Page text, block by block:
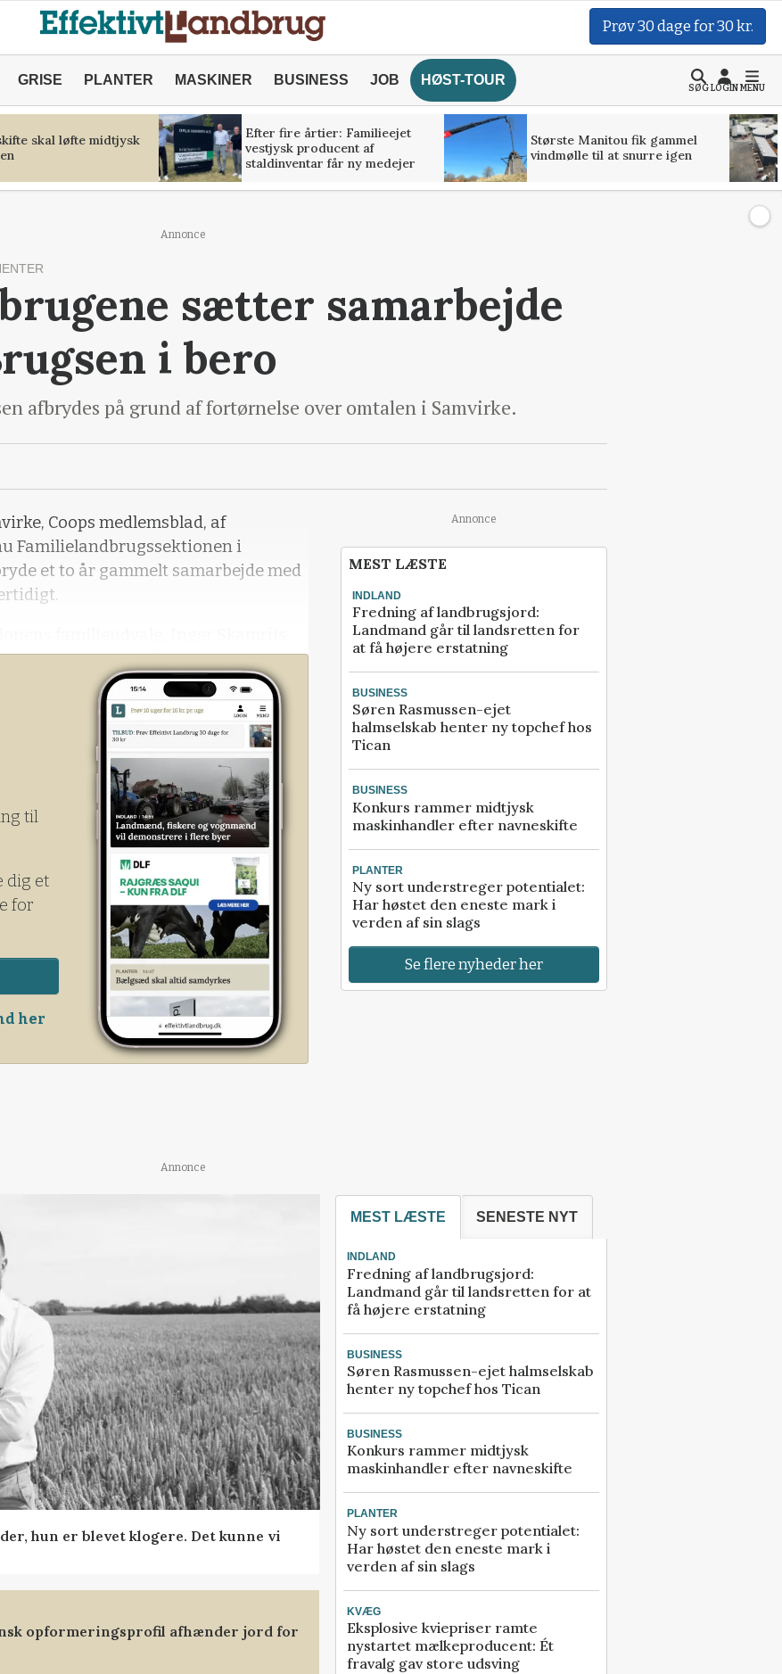
Prøv 30 dage for 30 kr.
GRISE PLANTER MASKINER BUSINESS JOB HØST-TOUR
SØGLOGINMENU
skal løfte midtjysk
Efter fire årtier: Familieejet
vestjysk producent af
staldinventar får ny medejer
Største Manitou fik gammel
vindmølle til at snurre igen
Annonce
sætter samarbejde
i bero
afbrydes på grund af fortørnelse over omtalen i Samvirke.
Coops medlemsblad, af
Familielandbrugssektionen i
et to år gammelt samarbejde med
årsmøde i Vingsted
til
dig et
for
her
Annonce
MEST LÆSTE
INDLAND
Fredning af landbrugsjord:
Landmand går til landsretten for
at få højere erstatning
BUSINESS
Søren Rasmussen-ejet
halmselskab henter ny topchef hos
Tican
BUSINESS
Konkurs rammer midtjysk
maskinhandler efter navneskifte
PLANTER
Ny sort understreger potentialet:
Har høstet den eneste mark i
verden af sin slags
Se flere nyheder her
Annonce
hun er blevet klogere. Det kunne vi
opformeringsprofil afhænder jord for
MEST LÆSTE SENESTE NYT
INDLAND
Fredning af landbrugsjord:
Landmand går til landsretten for at
få højere erstatning
BUSINESS
Søren Rasmussen-ejet halmselskab
henter ny topchef hos Tican
BUSINESS
Konkurs rammer midtjysk
maskinhandler efter navneskifte
PLANTER
Ny sort understreger potentialet:
Har høstet den eneste mark i
verden af sin slags
KVÆG
Eksplosive kviepriser ramte
nystartet mælkeproducent: Ét
fravalg gav store udsving